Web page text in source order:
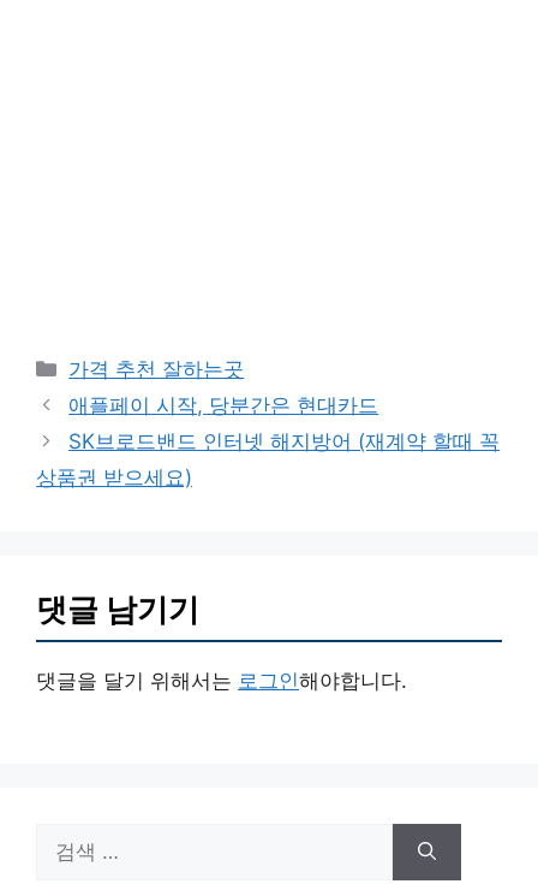
카
테
리
가격 추천 잘하는곳
애플페이 시작, 당분간은 현대카드
SK브로드밴드 인터넷 해지방어 (재계약 할때 꼭
상품권 받으세요)
댓글 남기기
댓글을 달기 위해서는 로그인해야합니다.
색: